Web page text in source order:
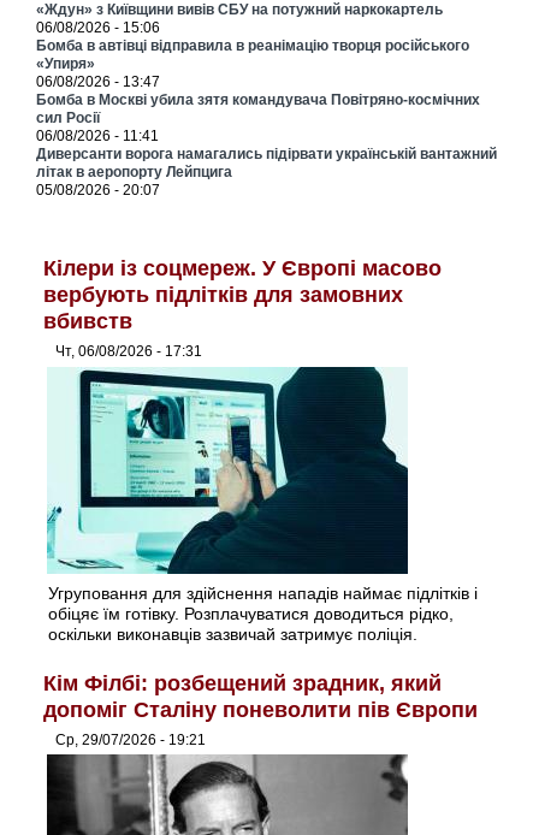
«Ждун» з Київщини вивів СБУ на потужний наркокартель
06/08/2026 - 15:06
Бомба в автівці відправила в реанімацію творця російського
«Упиря»
06/08/2026 - 13:47
Бомба в Москві убила зятя командувача Повітряно-космічних
сил Росії
06/08/2026 - 11:41
Диверсанти ворога намагались підірвати українській вантажний
літак в аеропорту Лейпцига
05/08/2026 - 20:07
Кілери із соцмереж. У Європі масово
вербують підлітків для замовних
вбивств
Чт, 06/08/2026 - 17:31
Угруповання для здійснення нападів наймає підлітків і
обіцяє їм готівку. Розплачуватися доводиться рідко,
оскільки виконавців зазвичай затримує поліція.
Кім Філбі: розбещений зрадник, який
допоміг Сталіну поневолити пів Європи
Ср, 29/07/2026 - 19:21